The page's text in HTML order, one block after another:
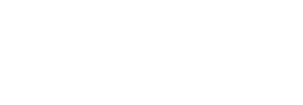
électrique uniquement ou combinaison vapeur
en toute sécurité avec des résultats